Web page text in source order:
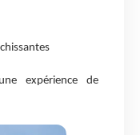
expérience de